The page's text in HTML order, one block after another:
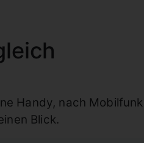
Handy, nach
Blick.